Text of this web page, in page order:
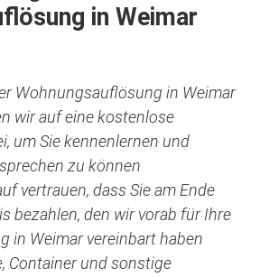
in Weimar
Wohnungsauflösung in Weimar
wir auf eine kostenlose
um Sie kennenlernen und
zu können
vertrauen, dass Sie am Ende
bezahlen, den wir vorab für Ihre
in Weimar vereinbart haben
Container und sonstige